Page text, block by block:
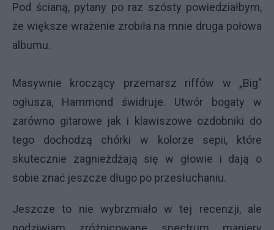
Pod ścianą, pytany po raz szósty powiedziałbym,
że większe wrażenie zrobiła na mnie druga połowa
albumu.
Masywnie kroczący przemarsz riffów w „Big"
ogłusza, Hammond świdruje. Utwór bogaty w
zarówno gitarowe jak i klawiszowe ozdobniki do
tego dochodzą chórki w kolorze sepii, które
skutecznie zagnieżdżają się w głowie i dają o
sobie znać jeszcze długo po przesłuchaniu.
Jeszcze to nie wybrzmiało w tej recenzji, ale